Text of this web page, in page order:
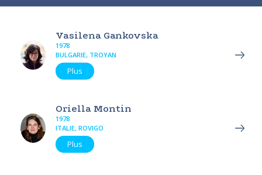
Vasilena Gankovska
1978
BULGARIE, TROYAN
Plus
Oriella Montin
1978
ITALIE, ROVIGO
Plus